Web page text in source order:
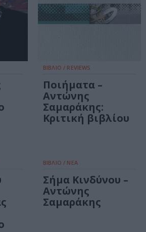
ΒΙΒΛΙΟ / REVIEWS
Ποιήματα –
Αντώνης
Σαμαράκης:
Κριτική βιβλίου
ΒΙΒΛΙΟ / ΝΕΑ
Σήμα Κινδύνου –
Αντώνης
Σαμαράκης